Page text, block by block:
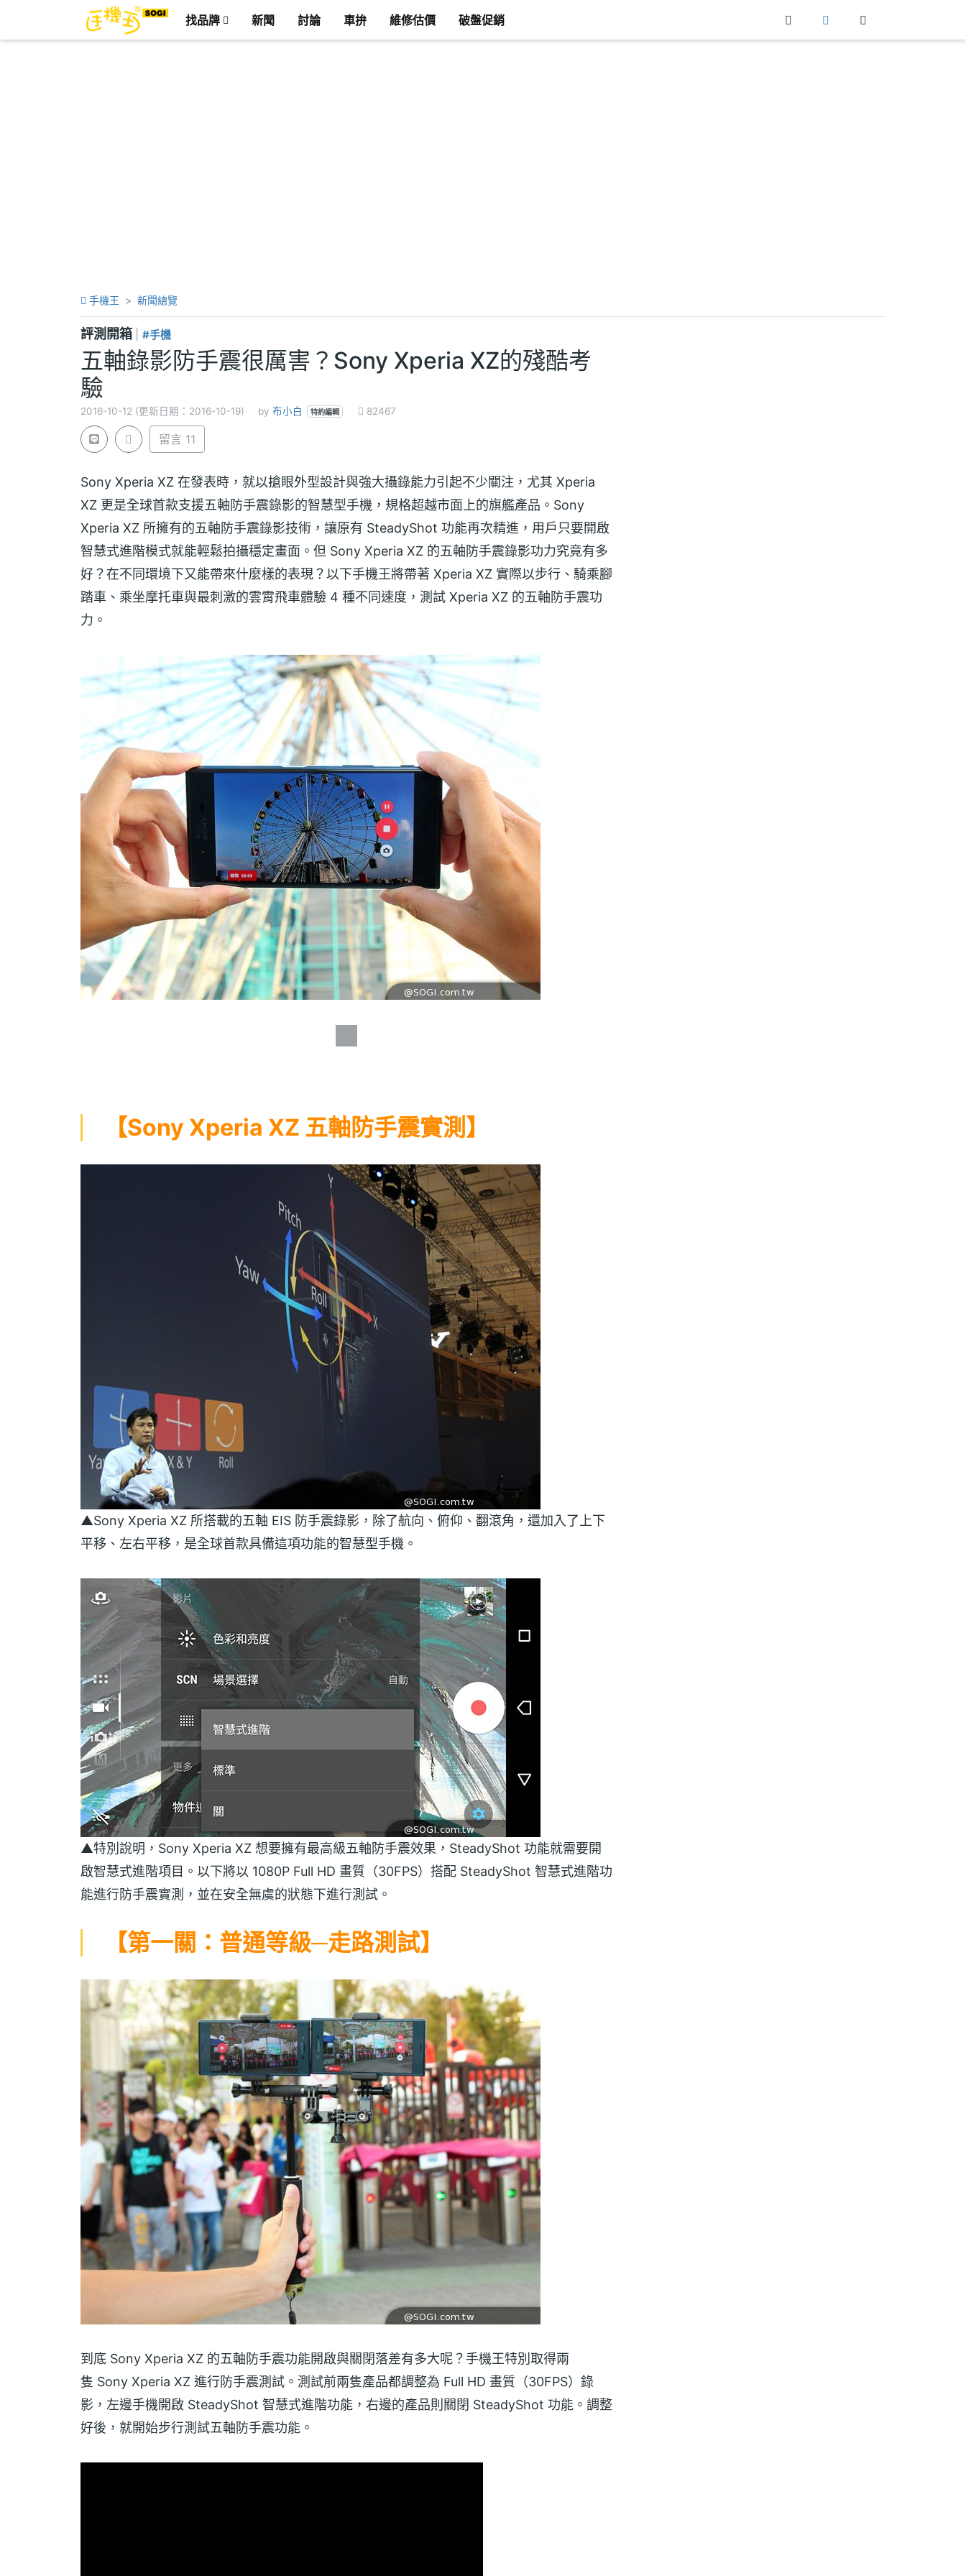
找品牌 新聞 討論 車拚 維修估價 破盤促銷
手機王 新聞總覽
評測開箱 #手機
五軸錄影防手震很厲害？Sony Xperia XZ的殘酷考
驗
2016-10-12 (更新日期：2016-10-19) by 布小白 特約編輯 82467
留言 11
Sony Xperia XZ 在發表時，就以搶眼外型設計與強大攝錄能力引起不少關注，尤其 Xperia
XZ 更是全球首款支援五軸防手震錄影的智慧型手機，規格超越市面上的旗艦產品。Sony
Xperia XZ 所擁有的五軸防手震錄影技術，讓原有 SteadyShot 功能再次精進，用戶只要開啟
智慧式進階模式就能輕鬆拍攝穩定畫面。但 Sony Xperia XZ 的五軸防手震錄影功力究竟有多
好？在不同環境下又能帶來什麼樣的表現？以下手機王將帶著 Xperia XZ 實際以步行、騎乘腳
踏車、乘坐摩托車與最刺激的雲霄飛車體驗 4 種不同速度，測試 Xperia XZ 的五軸防手震功
力。
【Sony Xperia XZ 五軸防手震實測】
▲Sony Xperia XZ 所搭載的五軸 EIS 防手震錄影，除了航向、俯仰、翻滾角，還加入了上下
平移、左右平移，是全球首款具備這項功能的智慧型手機。
▲特別說明，Sony Xperia XZ 想要擁有最高級五軸防手震效果，SteadyShot 功能就需要開
啟智慧式進階項目。以下將以 1080P Full HD 畫質（30FPS）搭配 SteadyShot 智慧式進階功
能進行防手震實測，並在安全無虞的狀態下進行測試。
【第一關：普通等級─走路測試】
到底 Sony Xperia XZ 的五軸防手震功能開啟與關閉落差有多大呢？手機王特別取得兩
隻 Sony Xperia XZ 進行防手震測試。測試前兩隻產品都調整為 Full HD 畫質（30FPS）錄
影，左邊手機開啟 SteadyShot 智慧式進階功能，右邊的產品則關閉 SteadyShot 功能。調整
好後，就開始步行測試五軸防手震功能。